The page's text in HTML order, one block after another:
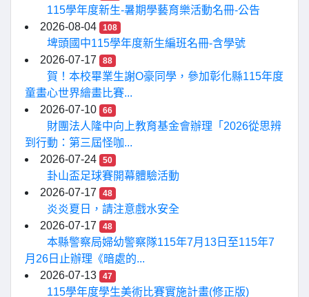
115學年度新生-暑期學藝育樂活動名冊-公告
2026-08-04
108
埤頭國中115學年度新生編班名冊-含學號
2026-07-17
88
賀！本校畢業生謝O豪同學，參加彰化縣115年度
童畫心世界繪畫比賽...
2026-07-10
66
財團法人隆中向上教育基金會辦理「2026從思辨
到行動：第三屆怪咖...
2026-07-24
50
卦山盃足球賽開幕體驗活動
2026-07-17
48
炎炎夏日，請注意戲水安全
2026-07-17
48
本縣警察局婦幼警察隊115年7月13日至115年7
月26日止辦理《暗處的...
2026-07-13
47
115學年度學生美術比賽實施計畫(修正版)